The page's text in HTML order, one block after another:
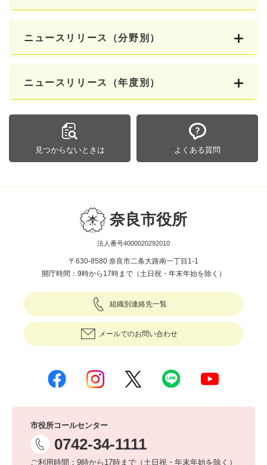
ニュースリリース（分野別）
ニュースリリース（年度別）
見つからないときは よくある質問
奈良市役所
法人番号4000020292010
〒630-8580 奈良市二条大路南一丁目1-1
開庁時間：9時から17時まで（土日祝・年末年始を除く）
組織別連絡先一覧
メールでのお問い合わせ
市役所コールセンター
0742-34-1111
ご利用時間：9時から17時まで（土日祝・年末年始を除く）